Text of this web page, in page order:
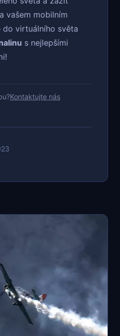
vašem mobilním
do virtuálního světa
s nejlepšími
Kontaktujte nás